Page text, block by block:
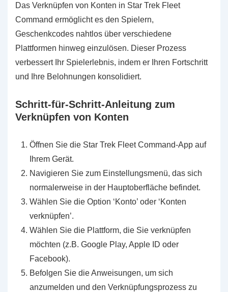
Das Verknüpfen von Konten in Star Trek Fleet
Command ermöglicht es den Spielern,
Geschenkcodes nahtlos über verschiedene
Plattformen hinweg einzulösen. Dieser Prozess
verbessert Ihr Spielerlebnis, indem er Ihren Fortschritt
und Ihre Belohnungen konsolidiert.
Schritt-für-Schritt-Anleitung zum
Verknüpfen von Konten
Öffnen Sie die Star Trek Fleet Command-App auf
Ihrem Gerät.
Navigieren Sie zum Einstellungsmenü, das sich
normalerweise in der Hauptoberfläche befindet.
Wählen Sie die Option ‘Konto’ oder ‘Konten
verknüpfen’.
Wählen Sie die Plattform, die Sie verknüpfen
möchten (z.B. Google Play, Apple ID oder
Facebook).
Befolgen Sie die Anweisungen, um sich
anzumelden und den Verknüpfungsprozess zu